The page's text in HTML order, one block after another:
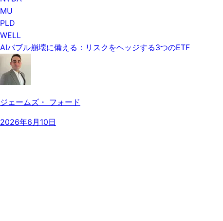
MU
PLD
WELL
AIバブル崩壊に備える：リスクをヘッジする3つのETF
ジェームズ・ フォード
2026年6月10日